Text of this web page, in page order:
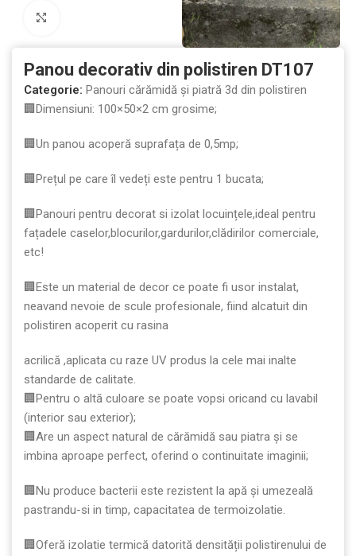
Panou decorativ din polistiren DT107
Categorie: Panouri cărămidă și piatră 3d din polistiren
🏢Dimensiuni: 100×50×2 cm grosime;
🏢Un panou acoperă suprafața de 0,5mp;
🏢Prețul pe care îl vedeți este pentru 1 bucata;
🏢Panouri pentru decorat si izolat locuințele,ideal pentru
fațadele caselor,blocurilor,gardurilor,clădirilor comerciale,
etc!
🏢Este un material de decor ce poate fi usor instalat,
neavand nevoie de scule profesionale, fiind alcatuit din
polistiren acoperit cu rasina
acrilică ,aplicata cu raze UV produs la cele mai inalte
standarde de calitate.
🏢Pentru o altă culoare se poate vopsi oricand cu lavabil
(interior sau exterior);
🏢Are un aspect natural de cărămidă sau piatra și se
imbina aproape perfect, oferind o continuitate imaginii;
🏢Nu produce bacterii este rezistent la apă şi umezeală
pastrandu-si in timp, capacitatea de termoizolatie.
🏢Oferă izolatie termică datorită densității polistirenului de